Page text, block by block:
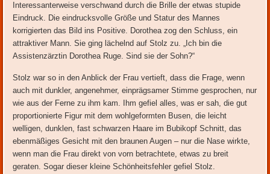
Interessanterweise verschwand durch die Brille der etwas stupide
Eindruck. Die eindrucksvolle Größe und Statur des Mannes
korrigierten das Bild ins Positive. Dorothea zog den Schluss, ein
attraktiver Mann. Sie ging lächelnd auf Stolz zu. „Ich bin die
Assistenzärztin Dorothea Ruge. Sind sie der Sohn?“
Stolz war so in den Anblick der Frau vertieft, dass die Frage, wenn
auch mit dunkler, angenehmer, einprägsamer Stimme gesprochen, nur
wie aus der Ferne zu ihm kam. Ihm gefiel alles, was er sah, die gut
proportionierte Figur mit dem wohlgeformten Busen, die leicht
welligen, dunklen, fast schwarzen Haare im Bubikopf Schnitt, das
ebenmäßiges Gesicht mit den braunen Augen – nur die Nase wirkte,
wenn man die Frau direkt von vorn betrachtete, etwas zu breit
geraten. Sogar dieser kleine Schönheitsfehler gefiel Stolz.